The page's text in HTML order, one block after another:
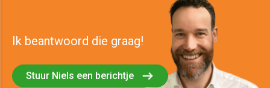
Ik beantwoord die graag!
Stuur Niels een berichtje